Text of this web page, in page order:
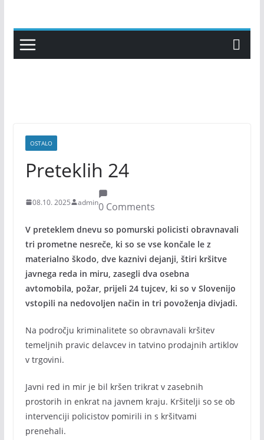
content
OSTALO
Preteklih 24
08.10. 2025 admin0 Comments
V preteklem dnevu so pomurski policisti obravnavali
tri prometne nesreče, ki so se vse končale le z
materialno škodo, dve kaznivi dejanji, štiri kršitve
javnega reda in miru, zasegli dva osebna
avtomobila, požar, prijeli 24 tujcev, ki so v Slovenijo
vstopili na nedovoljen način in tri povoženja divjadi.
Na področju kriminalitete so obravnavali kršitev
temeljnih pravic delavcev in tatvino prodajnih artiklov
v trgovini.
Javni red in mir je bil kršen trikrat v zasebnih
prostorih in enkrat na javnem kraju. Kršitelji so se ob
intervenciji policistov pomirili in s kršitvami
prenehali.